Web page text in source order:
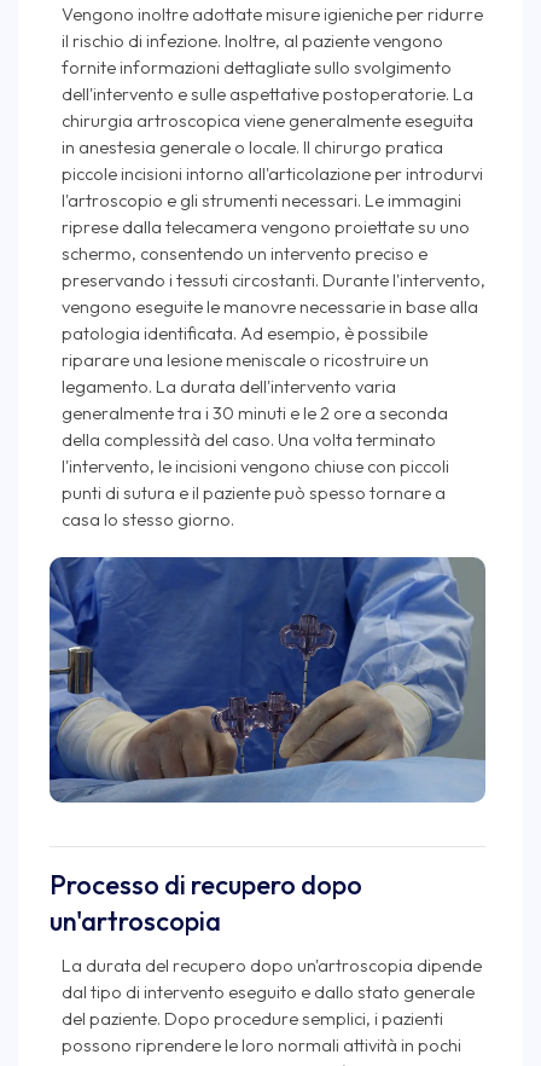
Vengono inoltre adottate misure igieniche per ridurre
il rischio di infezione. Inoltre, al paziente vengono
fornite informazioni dettagliate sullo svolgimento
dell'intervento e sulle aspettative postoperatorie. La
chirurgia artroscopica viene generalmente eseguita
in anestesia generale o locale. Il chirurgo pratica
piccole incisioni intorno all'articolazione per introdurvi
l'artroscopio e gli strumenti necessari. Le immagini
riprese dalla telecamera vengono proiettate su uno
schermo, consentendo un intervento preciso e
preservando i tessuti circostanti. Durante l'intervento,
vengono eseguite le manovre necessarie in base alla
patologia identificata. Ad esempio, è possibile
riparare una lesione meniscale o ricostruire un
legamento. La durata dell'intervento varia
generalmente tra i 30 minuti e le 2 ore a seconda
della complessità del caso. Una volta terminato
l'intervento, le incisioni vengono chiuse con piccoli
punti di sutura e il paziente può spesso tornare a
casa lo stesso giorno.
Processo di recupero dopo
un'artroscopia
La durata del recupero dopo un'artroscopia dipende
dal tipo di intervento eseguito e dallo stato generale
del paziente. Dopo procedure semplici, i pazienti
possono riprendere le loro normali attività in pochi